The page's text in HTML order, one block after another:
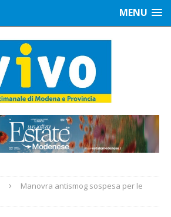
MENU
Manovra antismog sospesa per le